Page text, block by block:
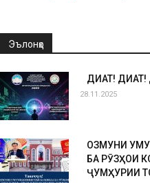
Эълонҳо
ДИҚҚАТ! ДИҚҚАТ!
28.11.2025
ОЗМУНИ
БА РӮЗҲОИ
ҶУМҲУРИИ